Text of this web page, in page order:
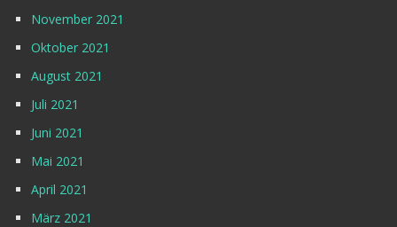
November 2021
Oktober 2021
August 2021
Juli 2021
Juni 2021
Mai 2021
April 2021
März 2021